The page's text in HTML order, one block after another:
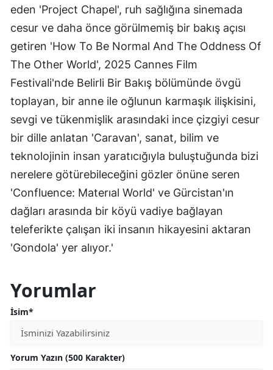
eden 'Project Chapel', ruh sağlığına sinemada
cesur ve daha önce görülmemiş bir bakış açısı
getiren 'How To Be Normal And The Oddness Of
The Other World', 2025 Cannes Film
Festivali'nde Belirli Bir Bakış bölümünde övgü
toplayan, bir anne ile oğlunun karmaşık ilişkisini,
sevgi ve tükenmişlik arasındaki ince çizgiyi cesur
bir dille anlatan 'Caravan', sanat, bilim ve
teknolojinin insan yaratıcığıyla buluştuğunda bizi
nerelere götürebileceğini gözler önüne seren
'Confluence: Materıal World' ve Gürcistan'ın
dağları arasında bir köyü vadiye bağlayan
teleferikte çalışan iki insanın hikayesini aktaran
'Gondola' yer alıyor.'
Yorumlar
İsim*
Yorum Yazın (500 Karakter)